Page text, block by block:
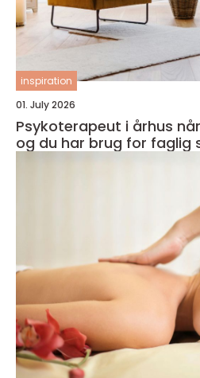
inspiration
01. July 2026
Psykoterapeut i århus når hverdagen slider,
og du har brug for faglig